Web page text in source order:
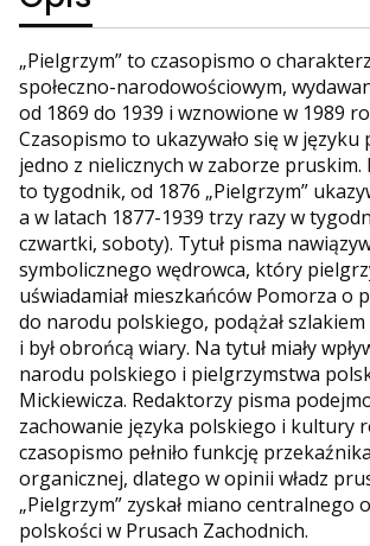
„Pielgrzym” to czasopismo o
społeczno-narodowościowym,
od 1869 do 1939 i wznowione w 1989
Czasopismo to ukazywało się w języku
jedno z nielicznych w zaborze pruskim.
to tygodnik, od 1876 „Pielgrzym”
a w latach 1877-1939 trzy razy w
czwartki, soboty). Tytuł pisma
symbolicznego wędrowca, który
uświadamiał mieszkańców Pomorza o
do narodu polskiego, podążał
i był obrońcą wiary. Na tytuł miały
narodu polskiego i pielgrzymstwa
Mickiewicza. Redaktorzy pisma
zachowanie języka polskiego i kultury
czasopismo pełniło funkcję
organicznej, dlatego w opinii władz
„Pielgrzym” zyskał miano centralnego
polskości w Prusach Zachodnich.